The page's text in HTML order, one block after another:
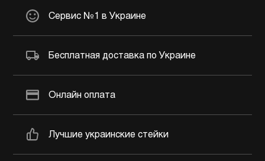
Сервис №1 в Украине
Бесплатная доставка по Украине
Онлайн оплата
Лучшие украинские стейки